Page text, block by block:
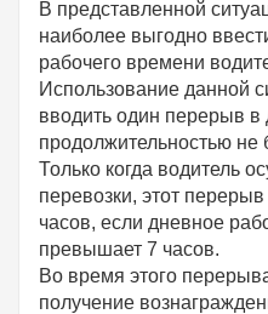
В представленной
наиболее выгодно
рабочего времени
Использование данной
вводить один перерыв в
продолжительностью не
Только когда водитель
перевозки, этот
часов, если дневное
превышает 7 часов.
Во время этого
получение